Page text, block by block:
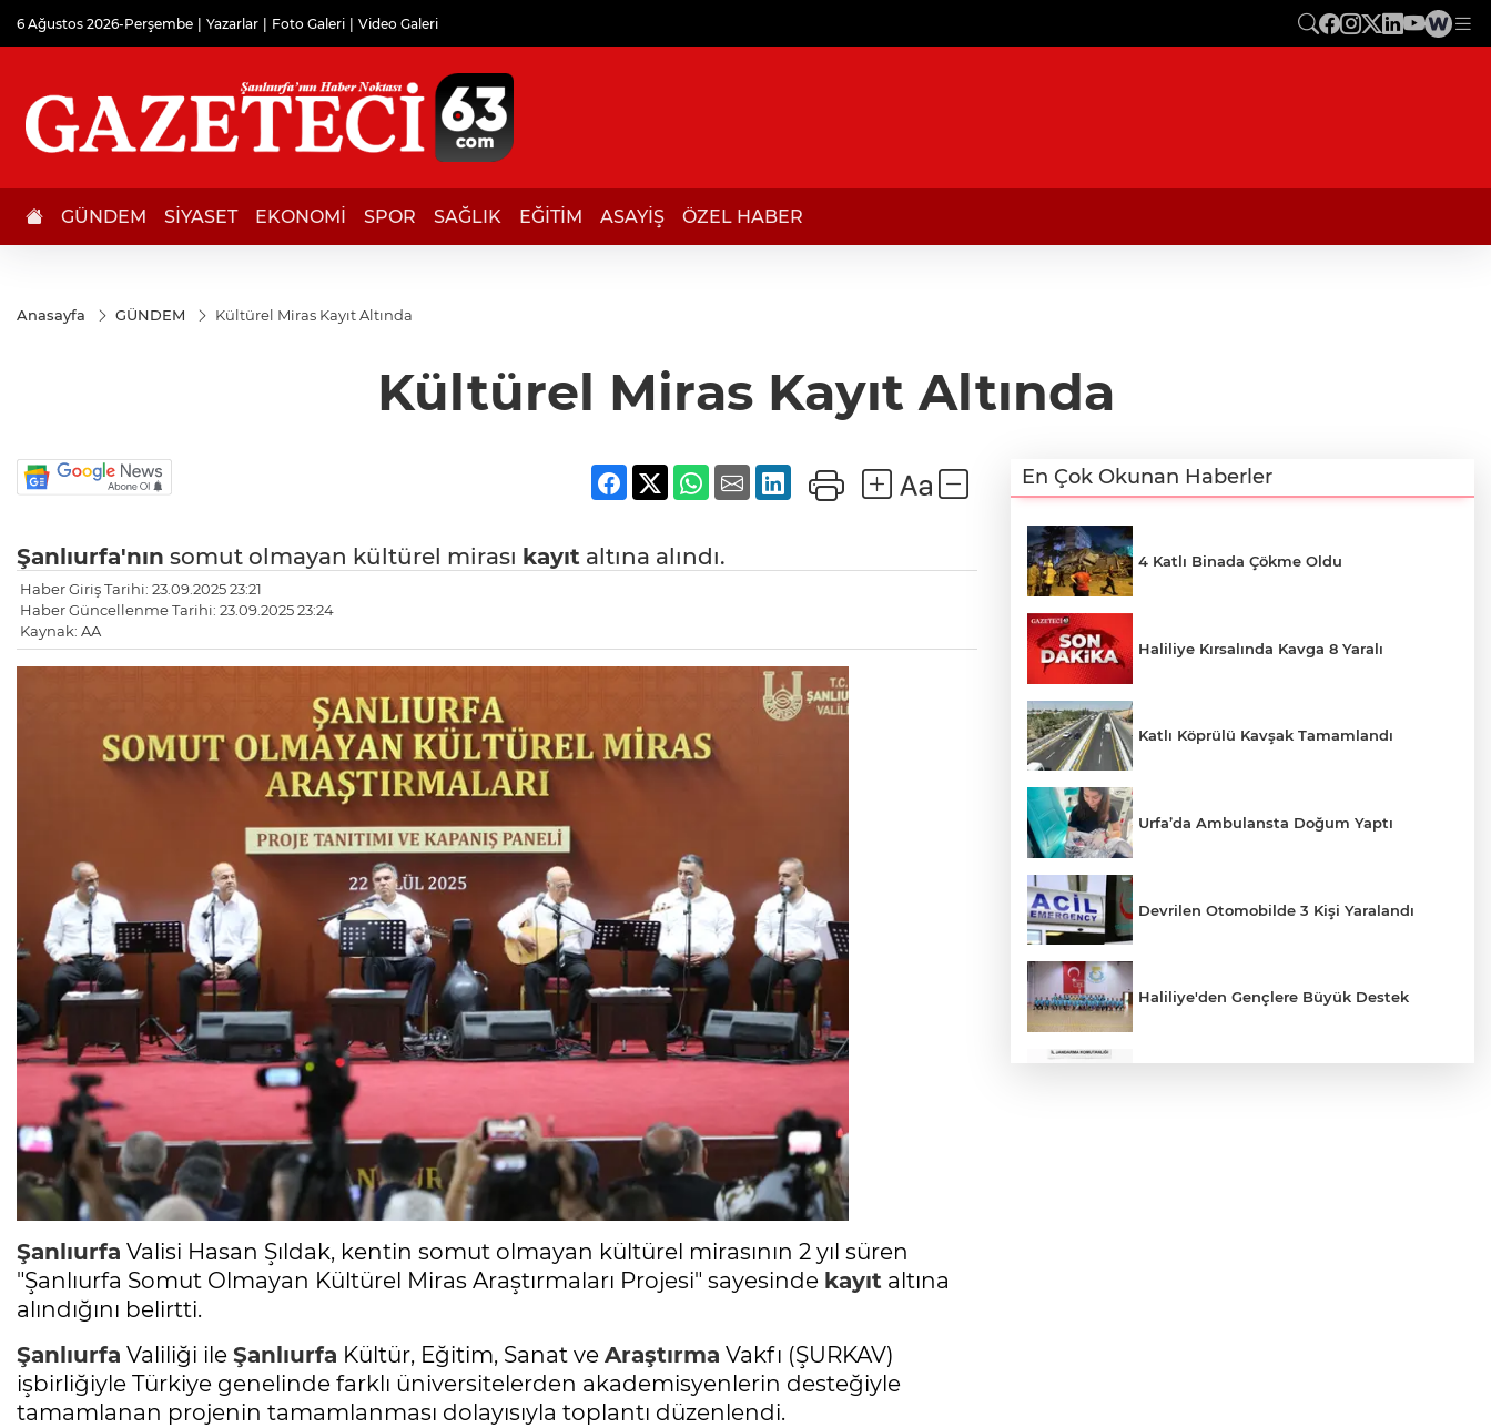
6 Ağustos 2026-Perşembe Yazarlar Foto Galeri Video Galeri
GÜNDEM SİYASET EKONOMİ SPOR SAĞLIK EĞİTİM ASAYİŞ ÖZEL HABER
Anasayfa GÜNDEM Kültürel Miras Kayıt Altında
Kültürel Miras Kayıt Altında
Şanlıurfa'nın somut olmayan kültürel mirası kayıt altına alındı.
Haber Giriş Tarihi: 23.09.2025 23:21
Haber Güncellenme Tarihi: 23.09.2025 23:24
Kaynak: AA
Şanlıurfa Valisi Hasan Şıldak, kentin somut olmayan kültürel mirasının 2 yıl süren
"Şanlıurfa Somut Olmayan Kültürel Miras Araştırmaları Projesi" sayesinde kayıt altına
alındığını belirtti.
Şanlıurfa Valiliği ile Şanlıurfa Kültür, Eğitim, Sanat ve Araştırma Vakfı (ŞURKAV)
işbirliğiyle Türkiye genelinde farklı üniversitelerden akademisyenlerin desteğiyle
tamamlanan projenin tamamlanması dolayısıyla toplantı düzenlendi.
En Çok Okunan Haberler
4 Katlı Binada Çökme Oldu
Haliliye Kırsalında Kavga 8 Yaralı
Katlı Köprülü Kavşak Tamamlandı
Urfa’da Ambulansta Doğum Yaptı
Devrilen Otomobilde 3 Kişi Yaralandı
Haliliye'den Gençlere Büyük Destek